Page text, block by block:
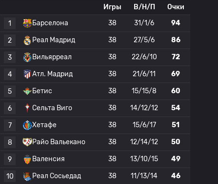
Игры В/Н/П
Очки
1
Барселона 38 31/1/6 94
2 Реал Мадрид 38 27/5/6 86
3 Вильярреал 38 22/6/10 72
4 Атл. Мадрид 38 21/6/11 69
5 Бетис 38 15/15/8 60
6 Сельта Виго 38 14/12/12 54
7 Хетафе 38 15/6/17 51
8 Райо Вальекано 38 12/14/12 50
9 Валенсия 38 13/10/15 49
10 Реал Сосьедад 38 11/13/14 46